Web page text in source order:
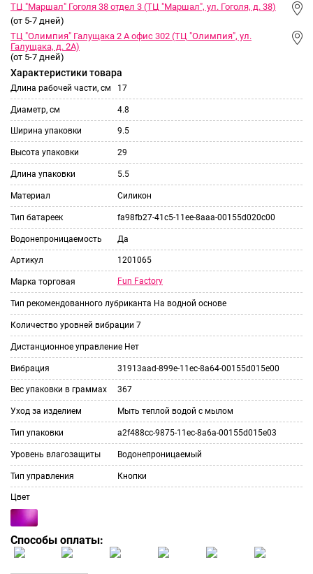
ТЦ "Маршал" Гоголя 38 отдел 3 (ТЦ "Маршал", ул. Гоголя, д. 38)
(от 5-7 дней)
ТЦ "Олимпия" Галущака 2 А офис 302 (ТЦ "Олимпия", ул.
Галущака, д. 2А)
(от 5-7 дней)
Характеристики товара
Длина рабочей части, см 17
Диаметр, см 4.8
Ширина упаковки 9.5
Высота упаковки 29
Длина упаковки 5.5
Материал Силикон
Тип батареек fa98fb27-41c5-11ee-8aaa-00155d020c00
Водонепроницаемость Да
Артикул 1201065
Марка торговая Fun Factory
Тип рекомендованного лубриканта На водной основе
Количество уровней вибрации 7
Дистанционное управление Нет
Вибрация 31913aad-899e-11ec-8a64-00155d015e00
Вес упаковки в граммах 367
Уход за изделием Мыть теплой водой с мылом
Тип упаковки a2f488cc-9875-11ec-8a6a-00155d015e03
Уровень влагозащиты Водонепроницаемый
Тип управления Кнопки
Цвет
Способы оплаты: